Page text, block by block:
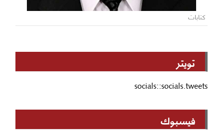
كتابات
تويتر
socials::socials.tweets
فيسبوك